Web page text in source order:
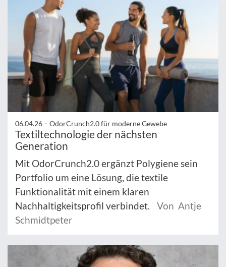
06.04.26 – OdorCrunch2.0 für moderne Gewebe
Textiltechnologie der nächsten
Generation
Mit OdorCrunch2.0 ergänzt Polygiene sein
Portfolio um eine Lösung, die textile
Funktionalität mit einem klaren
Nachhaltigkeitsprofil verbindet.
Von Antje
Schmidtpeter